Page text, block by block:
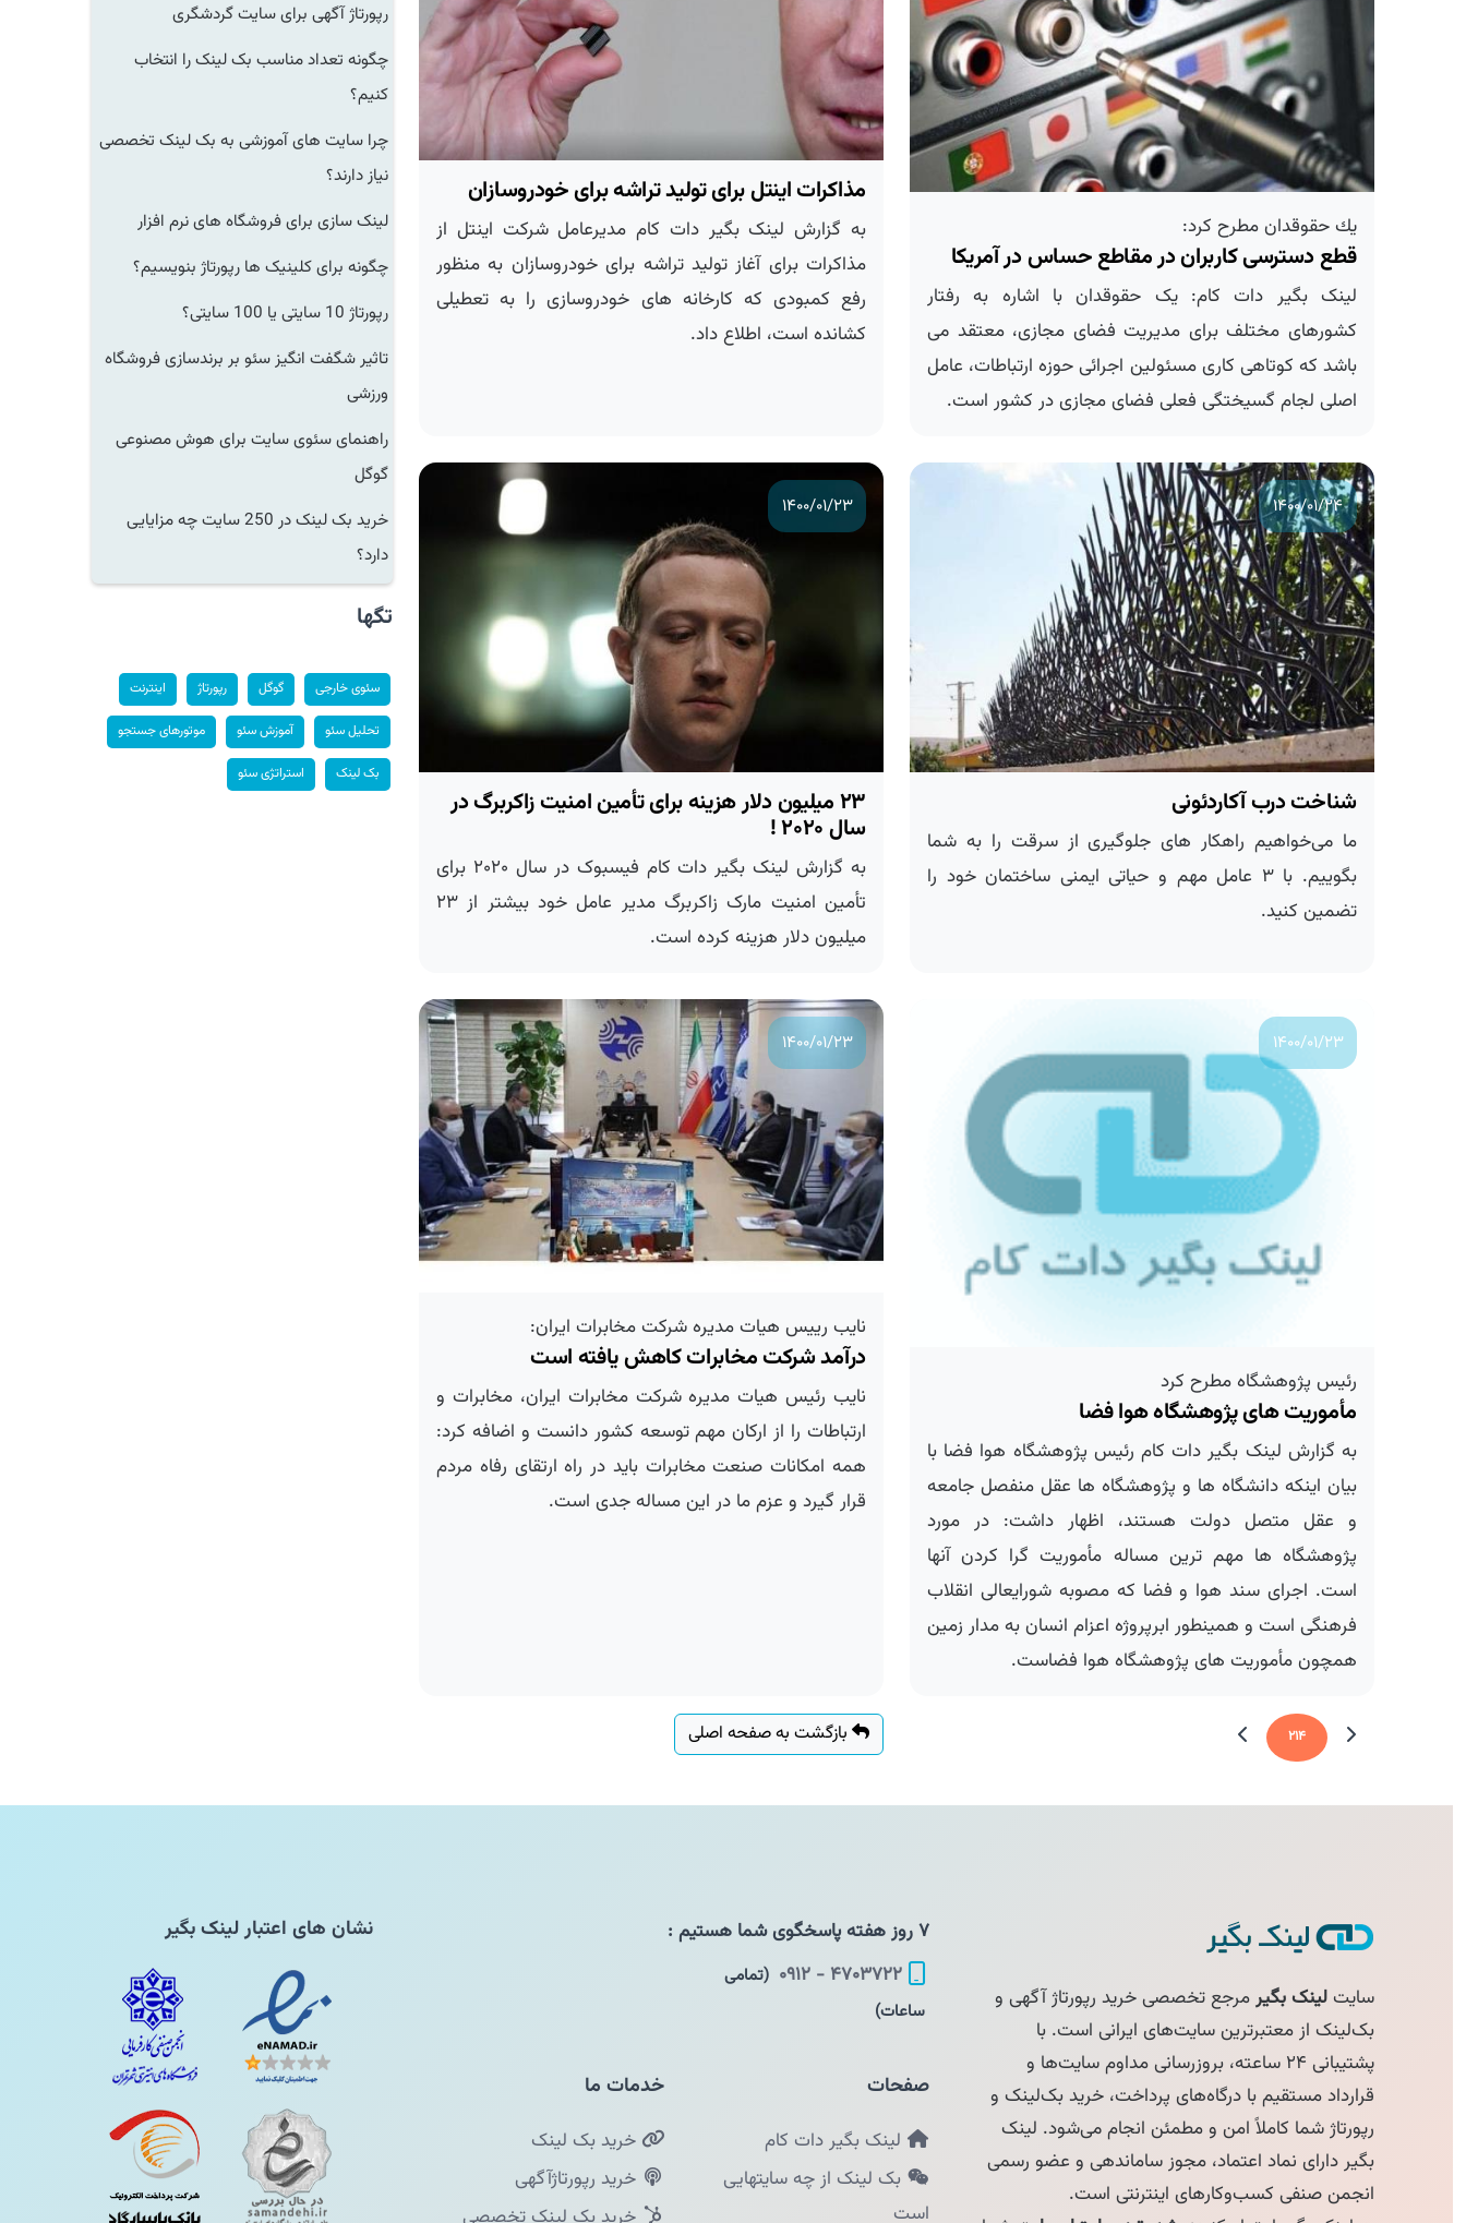
یك حقوقدان مطرح كرد:
قطع دسترسی كاربران در مقاطع حساس در آمریكا
لینک بگیر دات کام: یک حقوقدان با اشاره به رفتار
کشورهای مختلف برای مدیریت فضای مجازی، معتقد می
باشد که کوتاهی کاری مسئولین اجرائی حوزه ارتباطات، عامل
اصلی لجام گسیختگی فعلی فضای مجازی در کشور است.
مذاكرات اینتل برای تولید تراشه برای خودروسازان
به گزارش لینک بگیر دات کام مدیرعامل شرکت اینتل از
مذاکرات برای آغاز تولید تراشه برای خودروسازان به منظور
رفع کمبودی که کارخانه های خودروسازی را به تعطیلی
کشانده است، اطلاع داد.
۱۴۰۰/۰۱/۲۴
شناخت درب آكاردئونی
ما می‌خواهیم راهکار های جلوگیری از سرقت را به شما
بگوییم. با ۳ عامل مهم و حیاتی ایمنی ساختمان خود را
تضمین کنید.
۱۴۰۰/۰۱/۲۳
۲۳ میلیون دلار هزینه برای تأمین امنیت زاكربرگ در
سال ۲۰۲۰ !
به گزارش لینک بگیر دات کام فیسبوک در سال ۲۰۲۰ برای
تأمین امنیت مارک زاکربرگ مدیر عامل خود بیشتر از ۲۳
میلیون دلار هزینه کرده است.
۱۴۰۰/۰۱/۲۳
رئیس پژوهشگاه مطرح كرد
مأموریت های پژوهشگاه هوا فضا
به گزارش لینک بگیر دات کام رئیس پژوهشگاه هوا فضا با
بیان اینکه دانشگاه ها و پژوهشگاه ها عقل منفصل جامعه
و عقل متصل دولت هستند، اظهار داشت: در مورد
پژوهشگاه ها مهم ترین مساله مأموریت گرا کردن آنها
است. اجرای سند هوا و فضا که مصوبه شورایعالی انقلاب
فرهنگی است و همینطور ابرپروژه اعزام انسان به مدار زمین
همچون مأموریت های پژوهشگاه هوا فضاست.
۱۴۰۰/۰۱/۲۳
نایب رییس هیات مدیره شركت مخابرات ایران:
درآمد شركت مخابرات كاهش یافته است
نایب رئیس هیات مدیره شرکت مخابرات ایران، مخابرات و
ارتباطات را از ارکان مهم توسعه کشور دانست و اضافه کرد:
همه امکانات صنعت مخابرات باید در راه ارتقای رفاه مردم
قرار گیرد و عزم ما در این مساله جدی است.
۲۱۴ بازگشت به صفحه اصلی
رپورتاژ آگهی برای سایت گردشگری
چگونه تعداد مناسب بک لینک را انتخاب
کنیم؟
چرا سایت های آموزشی به بک لینک تخصصی
نیاز دارند؟
لینک سازی برای فروشگاه های نرم افزار
چگونه برای کلینیک ها رپورتاژ بنویسیم؟
رپورتاژ 10 سایتی یا 100 سایتی؟
تاثیر شگفت انگیز سئو بر برندسازی فروشگاه
ورزشی
راهنمای سئوی سایت برای هوش مصنوعی
گوگل
خرید بک لینک در 250 سایت چه مزایایی
دارد؟
تگها
سئوی خارجی گوگل رپورتاژ اینترنت
تحلیل سئو آموزش سئو موتورهای جستجو
بک لینک استراتژی سئو
سایتلینک بگیرمرجع تخصصی خرید رپورتاژ آگهی و
بک‌لینک از معتبرترین سایت‌های ایرانی است. با
پشتیبانی ۲۴ ساعته، بروزرسانی مداوم سایت‌ها و
قرارداد مستقیم با درگاه‌های پرداخت، خرید بک‌لینک و
رپورتاژ شما کاملاً امن و مطمئن انجام می‌شود. لینک
بگیر دارای نماد اعتماد، مجوز ساماندهی و عضو رسمی
انجمن صنفی کسب‌وکارهای اینترنتی است.
۴۷۰۳۷۲۲ - ۰۹۱۲
(تمامی
ساعات)
صفحات
لینک بگیر دات کام
بک لینک از چه سایتهایی
است
خدمات ما
خرید بک لینک
خرید رپورتاژآگهی
نشان های اعتبار لینک بگیر